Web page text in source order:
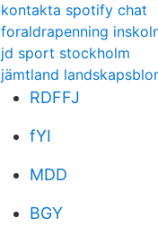
kontakta spotify chat
foraldrapenning
jd sport stockholm
jämtland
RDFFJ
fYI
MDD
BGY